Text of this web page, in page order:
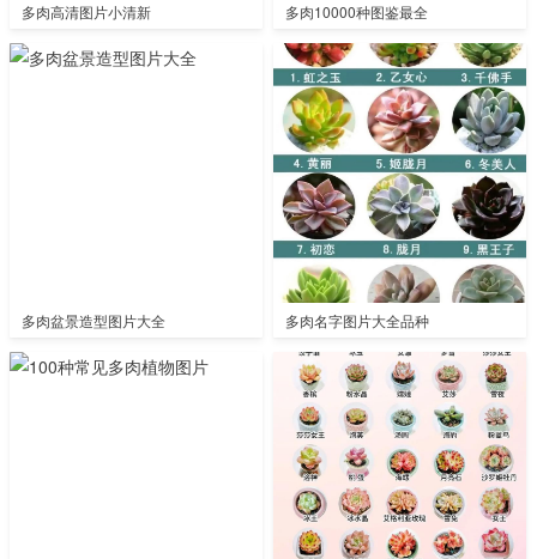
多肉高清图片小清新 多肉10000种图鉴最全
多肉盆景造型图片大全 多肉名字图片大全品种